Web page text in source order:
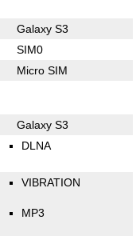
Galaxy S3
SIM0
Micro SIM
Galaxy S3
DLNA
VIBRATION
MP3